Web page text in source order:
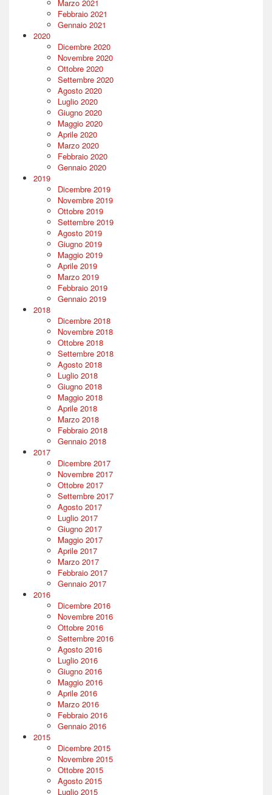
Marzo 2021
Febbraio 2021
Gennaio 2021
2020
Dicembre 2020
Novembre 2020
Ottobre 2020
Settembre 2020
Agosto 2020
Luglio 2020
Giugno 2020
Maggio 2020
Aprile 2020
Marzo 2020
Febbraio 2020
Gennaio 2020
2019
Dicembre 2019
Novembre 2019
Ottobre 2019
Settembre 2019
Agosto 2019
Giugno 2019
Maggio 2019
Aprile 2019
Marzo 2019
Febbraio 2019
Gennaio 2019
2018
Dicembre 2018
Novembre 2018
Ottobre 2018
Settembre 2018
Agosto 2018
Luglio 2018
Giugno 2018
Maggio 2018
Aprile 2018
Marzo 2018
Febbraio 2018
Gennaio 2018
2017
Dicembre 2017
Novembre 2017
Ottobre 2017
Settembre 2017
Agosto 2017
Luglio 2017
Giugno 2017
Maggio 2017
Aprile 2017
Marzo 2017
Febbraio 2017
Gennaio 2017
2016
Dicembre 2016
Novembre 2016
Ottobre 2016
Settembre 2016
Agosto 2016
Luglio 2016
Giugno 2016
Maggio 2016
Aprile 2016
Marzo 2016
Febbraio 2016
Gennaio 2016
2015
Dicembre 2015
Novembre 2015
Ottobre 2015
Agosto 2015
Luglio 2015